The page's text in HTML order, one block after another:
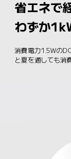
省エネで
わずか
消費電力1.5Wの
と夏を通しても消